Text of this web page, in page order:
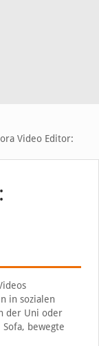
Video Editor:
in sozialen
der Uni oder
bewegte